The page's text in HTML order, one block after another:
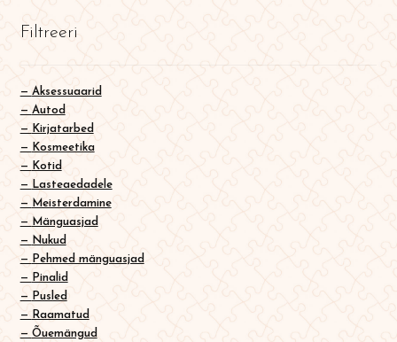
Filtreeri
Aksessuaarid
Autod
Kirjatarbed
Kosmeetika
Kotid
Lasteaedadele
Meisterdamine
Mänguasjad
Nukud
Pehmed mänguasjad
Pinalid
Pusled
Raamatud
Õuemängud